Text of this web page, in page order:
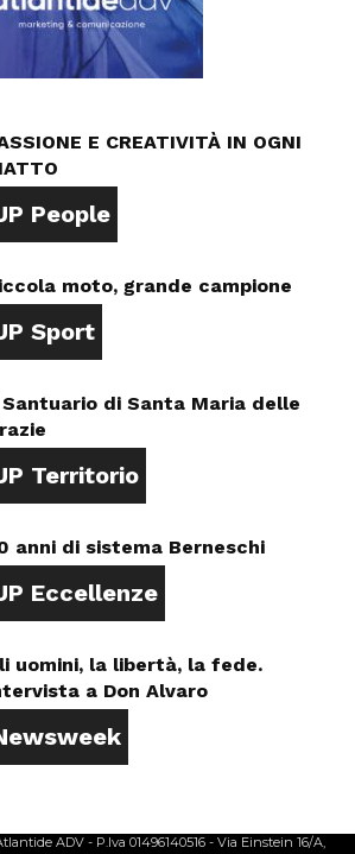
E CREATIVITÀ IN OGNI
People
moto, grande campione
Sport
di Santa Maria delle
Territorio
anni di sistema Berneschi
Eccellenze
uomini, la libertà, la fede.
a Don Alvaro
ADV - P.Iva 01496140516 - Via Einstein 16/A,